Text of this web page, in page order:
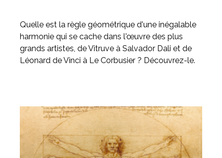
Quelle est la règle géométrique d'une inégalable
harmonie qui se cache dans l'œuvre des plus
grands artistes, de Vitruve à Salvador Dali et de
Léonard de Vinci à Le Corbusier ? Découvrez-le.